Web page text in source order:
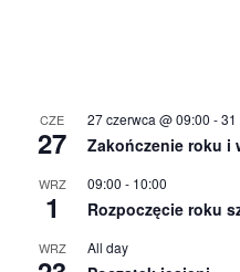
CZE
27
27 czerwca @ 09:00 -31
Zakończenie roku i
WRZ
1
09:00 - 10:00
Rozpoczęcie roku
WRZ All day